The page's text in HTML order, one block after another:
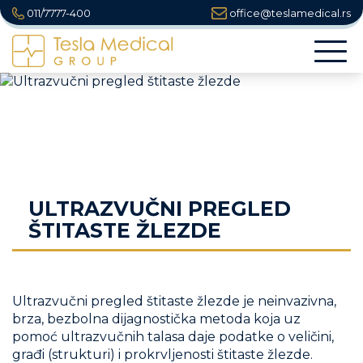
011/7777-400 office@teslamedical.rs
ULTRAZVUČNI PREGLED
ŠTITASTE ŽLEZDE
Ultrazvučni pregled štitaste žlezde je neinvazivna,
brza, bezbolna dijagnostička metoda koja uz
pomoć ultrazvučnih talasa daje podatke o veličini,
građi (strukturi) i prokrvljenosti štitaste žlezde.